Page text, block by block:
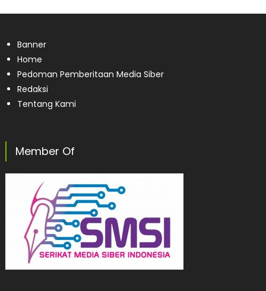
Banner
Home
Pedoman Pemberitaan Media Siber
Redaksi
Tentang Kami
Member Of